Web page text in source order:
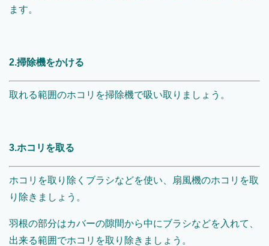
ます。
2.掃除機をかける
取れる範囲のホコリを掃除機で吸い取りましょう。
3.ホコリを取る
ホコリを取り除くブラシなどを使い、扇風機のホコリを取
り除きましょう。
羽根の部分はカバーの隙間から中にブラシなどを入れて、
出来る範囲でホコリを取り除きましょう。